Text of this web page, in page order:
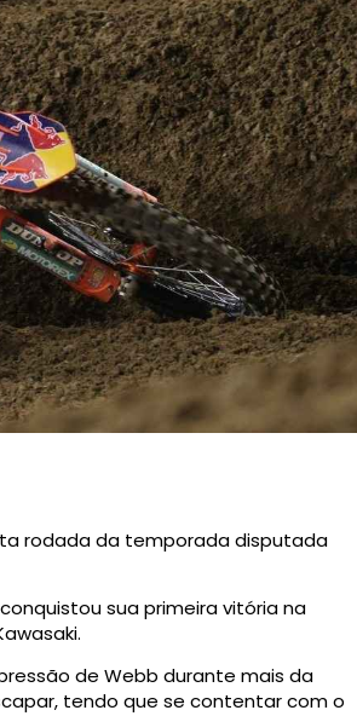
rodada da temporada disputada
sua primeira vitória na
de Webb durante mais da
tendo que se contentar com o